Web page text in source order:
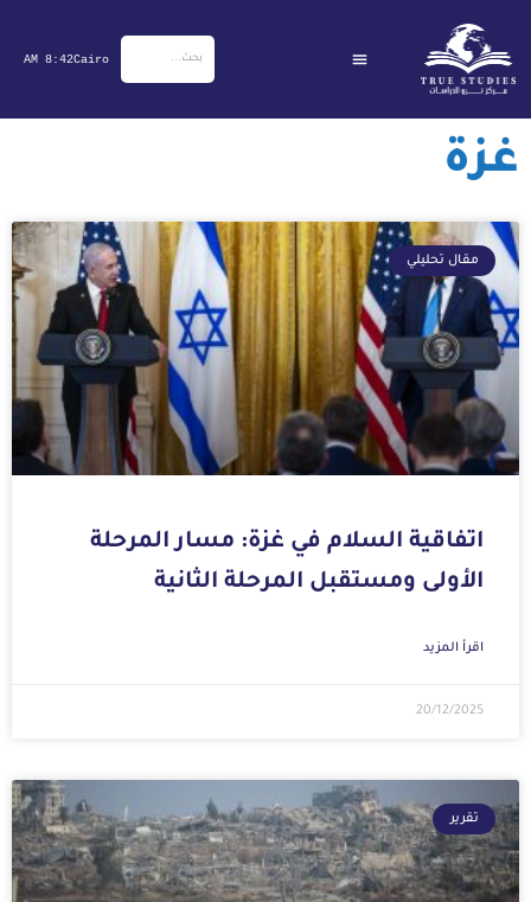
المحتوى
Cairo
8:42 AM
غزة
مقال تحليلي
اتفاقية السلام في غزة: مسار المرحلة
الأولى ومستقبل المرحلة الثانية
اقرأ المزيد
20/12/2025
تقرير
Page
Page